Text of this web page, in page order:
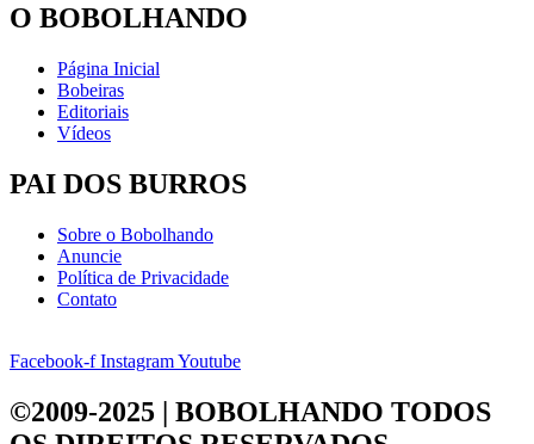
O BOBOLHANDO
Página Inicial
Bobeiras
Editoriais
Vídeos
PAI DOS BURROS
Sobre o Bobolhando
Anuncie
Política de Privacidade
Contato
Facebook-f InstagramYoutube
©2009-2025 | BOBOLHANDO TODOS